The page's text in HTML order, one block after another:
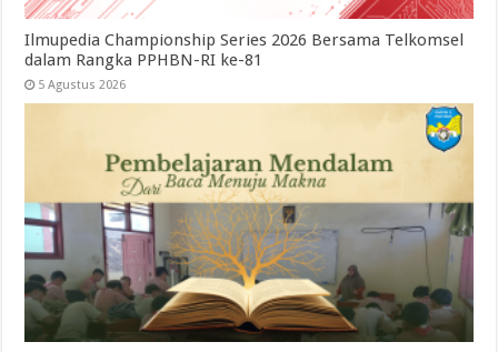
Ilmupedia Championship Series 2026 Bersama Telkomsel
dalam Rangka PPHBN-RI ke-81
5 Agustus 2026